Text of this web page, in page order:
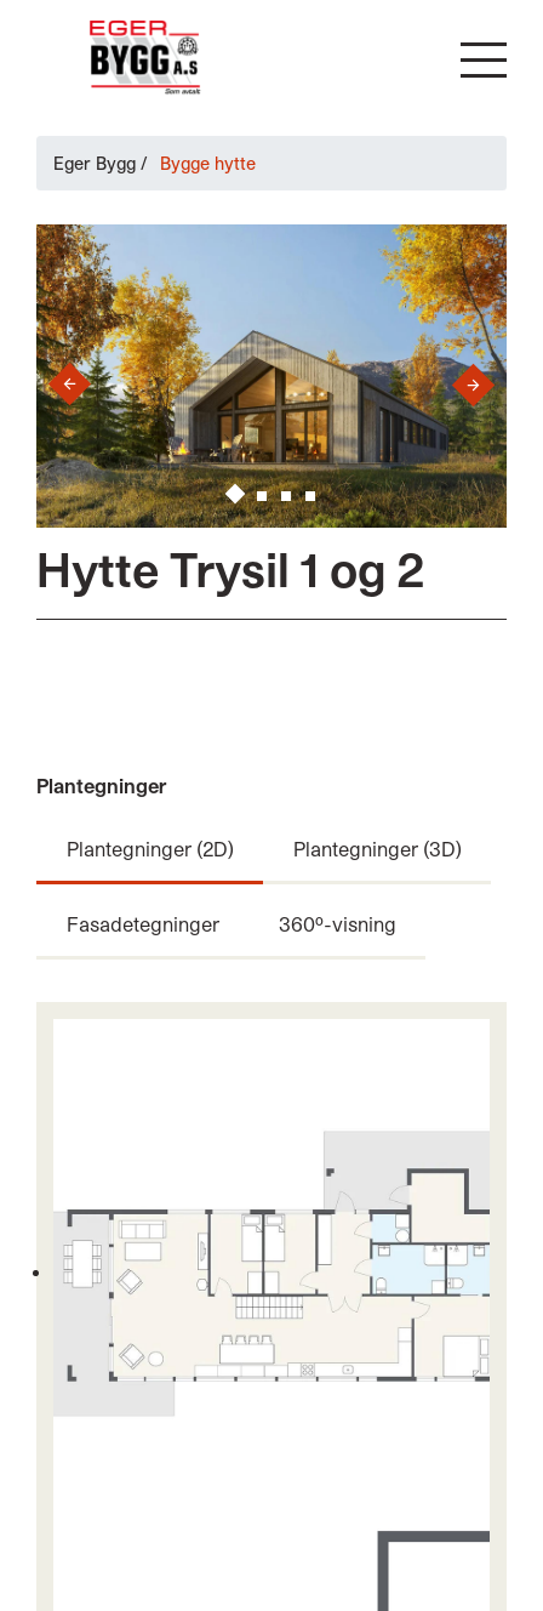
Eger Bygg / Bygge hytte
‹ ›
Hytte Trysil 1 og 2
Plantegninger
Plantegninger (2D) Plantegninger (3D)
Fasadetegninger 360º-visning